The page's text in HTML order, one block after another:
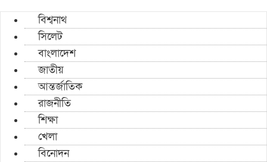
বিশ্বনাথ
সিলেট
বাংলাদেশ
জাতীয়
আন্তর্জাতিক
রাজনীতি
শিক্ষা
খেলা
বিনোদন